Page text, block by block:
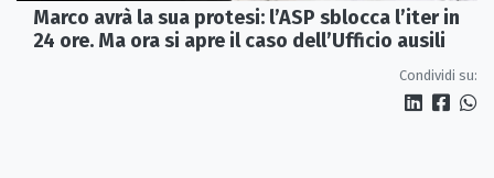
Marco avrà la sua protesi: l’ASP sblocca l’iter in
24 ore. Ma ora si apre il caso dell’Ufficio ausili
Condividi su: